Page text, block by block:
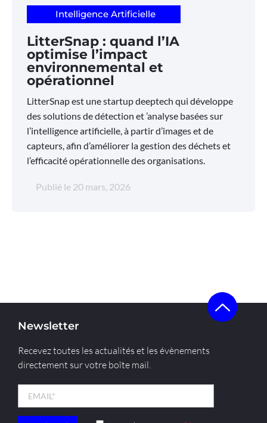
Intelligence Artificielle
LitterSnap : quand l’IA
optimise l’impact
environnemental et
opérationnel
LitterSnap est une startup deeptech qui développe
des solutions de détection et ’analyse basées sur
l’intelligence artificielle, à partir d’images et de
capteurs, afin d’améliorer la gestion des déchets et
l’efficacité opérationnelle des organisations.
Publié le 20 mars, 2026
Newsletter
Recevez toutes les actualités et les évènements
directement sur votre boîte mail.